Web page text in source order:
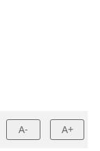
A- A+